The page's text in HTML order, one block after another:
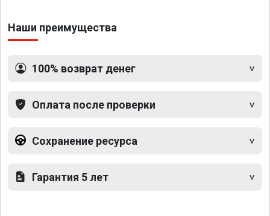
Наши преимущества
100% возврат денег
Оплата после проверки
Сохранение ресурса
Гарантия 5 лет